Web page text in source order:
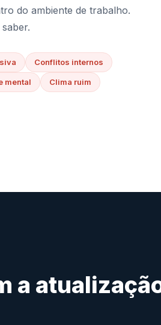
do ambiente de trabalho.
Conflitos internos
mental Clima ruim
a